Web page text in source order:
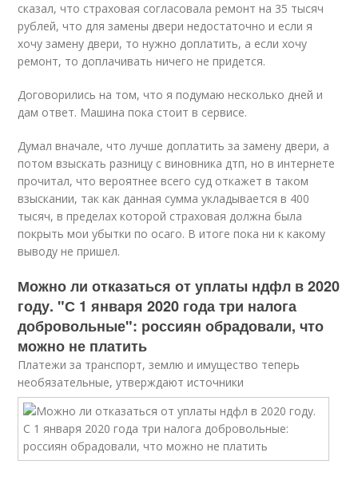
сказал, что страховая согласовала ремонт на 35 тысяч
рублей, что для замены двери недостаточно и если я
хочу замену двери, то нужно доплатить, а если хочу
ремонт, то доплачивать ничего не придется.
Договорились на том, что я подумаю несколько дней и
дам ответ. Машина пока стоит в сервисе.
Думал вначале, что лучше доплатить за замену двери, а
потом взыскать разницу с виновника дтп, но в интернете
прочитал, что вероятнее всего суд откажет в таком
взыскании, так как данная сумма укладывается в 400
тысяч, в пределах которой страховая должна была
покрыть мои убытки по осаго. В итоге пока ни к какому
выводу не пришел.
Можно ли отказаться от уплаты ндфл в 2020
году. "С 1 января 2020 года три налога
добровольные": россиян обрадовали, что
можно не платить
Платежи за транспорт, землю и имущество теперь
необязательные, утверждают источники